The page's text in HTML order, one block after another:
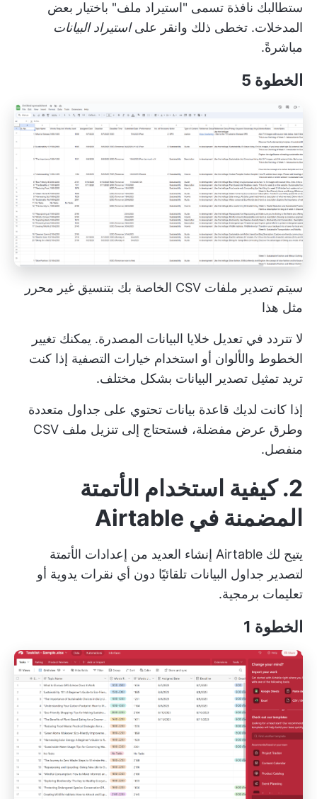
ستطالبك نافذة تسمى "استيراد ملف" باختيار بعض
المدخلات. تخطى ذلك وانقر علىاستيراد البيانات
مباشرةً.
الخطوة 5
سيتم تصدير ملفات CSV الخاصة بك بتنسيق غير محرر
مثل هذا
لا تتردد في تعديل خلايا البيانات المصدرة. يمكنك تغيير
الخطوط والألوان أو استخدام خيارات التصفية إذا كنت
تريد تمثيل تصدير البيانات بشكل مختلف.
إذا كانت لديك قاعدة بيانات تحتوي على جداول متعددة
وطرق عرض مفضلة، فستحتاج إلى تنزيل ملف CSV
منفصل.
2. كيفية استخدام الأتمتة
المضمنة في Airtable
يتيح لك Airtable إنشاء العديد من إعدادات الأتمتة
لتصدير جداول البيانات تلقائيًا دون أي نقرات يدوية أو
تعليمات برمجية.
الخطوة 1